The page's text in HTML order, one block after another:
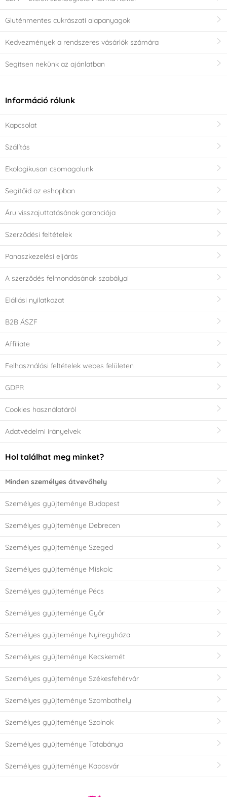
Gluténmentes cukrászati alapanyagok
Kedvezmények a rendszeres vásárlók számára
Segítsen nekünk az ajánlatban
Információ rólunk
Kapcsolat
Szálítás
Ekologikusan csomagolunk
Segítőid az eshopban
Áru visszajuttatásának garanciája
Szerződési feltételek
Panaszkezelési eljárás
A szerződés felmondásának szabályai
Elállási nyilatkozat
B2B ÁSZF
Affiliate
Felhasználási feltételek webes felületen
GDPR
Cookies használatáról
Adatvédelmi irányelvek
Hol találhat meg minket?
Minden személyes átvevőhely
Személyes gyűjteménye Budapest
Személyes gyűjteménye Debrecen
Személyes gyűjteménye Szeged
Személyes gyűjteménye Miskolc
Személyes gyűjteménye Pécs
Személyes gyűjteménye Győr
Személyes gyűjteménye Nyíregyháza
Személyes gyűjteménye Kecskemét
Személyes gyűjteménye Székesfehérvár
Személyes gyűjteménye Szombathely
Személyes gyűjteménye Szolnok
Személyes gyűjteménye Tatabánya
Személyes gyűjteménye Kaposvár